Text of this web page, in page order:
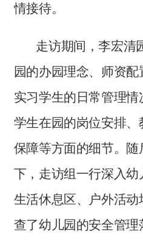
情接待。
走访期间，李宏清
园的办园理念、师资
实习学生的日常管理
学生在园的岗位安排
保障等方面的细节。
下，走访组一行深入幼
生活休息区、户外活
查了幼儿园的安全管